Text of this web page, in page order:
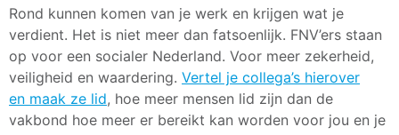
Rond kunnen komen van je werk en krijgen wat je
verdient. Het is niet meer dan fatsoenlijk. FNV’ers staan
op voor een socialer Nederland. Voor meer zekerheid,
veiligheid en waardering. Vertel je collega’s hierover
en maak ze lid, hoe meer mensen lid zijn dan de
vakbond hoe meer er bereikt kan worden voor jou en je